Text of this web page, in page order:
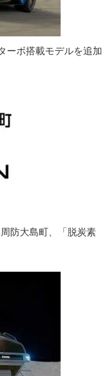
ーボ搭載モデルを追加
防大島町、「脱炭素